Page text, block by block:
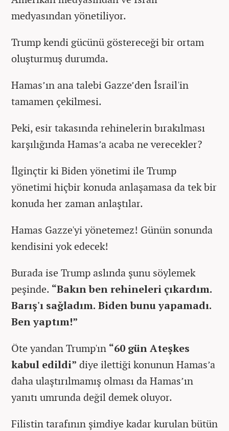
medyasından yönetiliyor.
Trump kendi gücünü göstereceği bir ortam
oluşturmuş durumda.
Hamas’ın ana talebi Gazze’den İsrail'in
tamamen çekilmesi.
Peki, esir takasında rehinelerin bırakılması
karşılığında Hamas’a acaba ne verecekler?
İlginçtir ki Biden yönetimi ile Trump
yönetimi hiçbir konuda anlaşamasa da tek bir
konuda her zaman anlaştılar.
Hamas Gazze'yi yönetemez! Günün sonunda
kendisini yok edecek!
Burada ise Trump aslında şunu söylemek
peşinde. “Bakın ben rehineleri çıkardım.
Barış'ı sağladım. Biden bunu yapamadı.
Ben yaptım!”
Öte yandan Trump'ın “60 gün Ateşkes
kabul edildi” diye ilettiği konunun Hamas’a
daha ulaştırılmamış olması da Hamas’ın
yanıtı umrunda değil demek oluyor.
Filistin tarafının şimdiye kadar kurulan bütün